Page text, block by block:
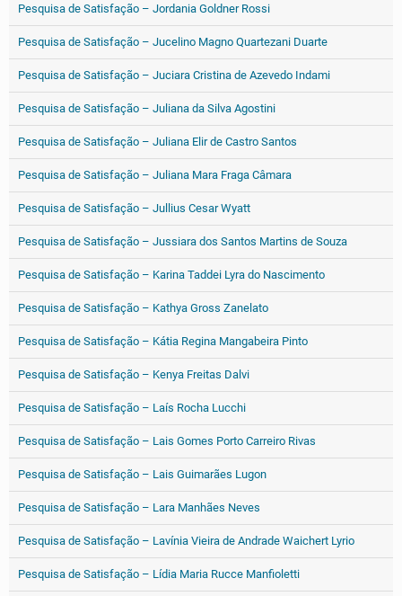
Pesquisa de Satisfação – Jordania Goldner Rossi
Pesquisa de Satisfação – Jucelino Magno Quartezani Duarte
Pesquisa de Satisfação – Juciara Cristina de Azevedo Indami
Pesquisa de Satisfação – Juliana da Silva Agostini
Pesquisa de Satisfação – Juliana Elir de Castro Santos
Pesquisa de Satisfação – Juliana Mara Fraga Câmara
Pesquisa de Satisfação – Jullius Cesar Wyatt
Pesquisa de Satisfação – Jussiara dos Santos Martins de Souza
Pesquisa de Satisfação – Karina Taddei Lyra do Nascimento
Pesquisa de Satisfação – Kathya Gross Zanelato
Pesquisa de Satisfação – Kátia Regina Mangabeira Pinto
Pesquisa de Satisfação – Kenya Freitas Dalvi
Pesquisa de Satisfação – Laís Rocha Lucchi
Pesquisa de Satisfação – Lais Gomes Porto Carreiro Rivas
Pesquisa de Satisfação – Lais Guimarães Lugon
Pesquisa de Satisfação – Lara Manhães Neves
Pesquisa de Satisfação – Lavínia Vieira de Andrade Waichert Lyrio
Pesquisa de Satisfação – Lídia Maria Rucce Manfioletti